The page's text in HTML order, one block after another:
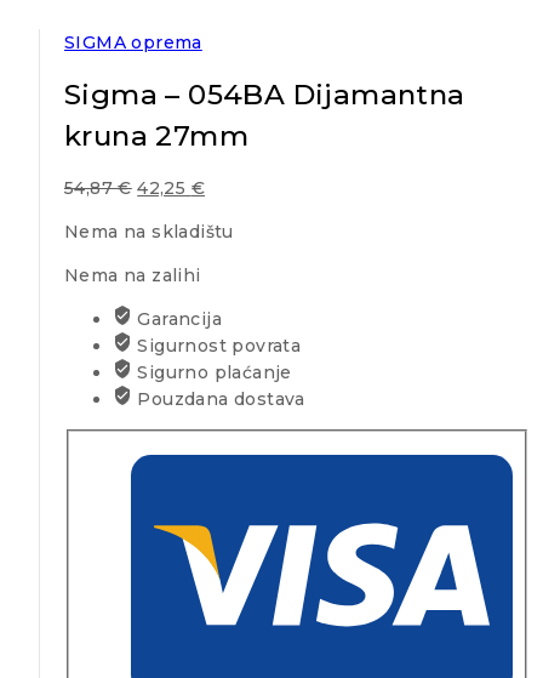
SIGMA oprema
Sigma – 054BA Dijamantna
kruna 27mm
54,87€ 42,25 €
Nema na skladištu
Nema na zalihi
Garancija
Sigurnost povrata
Sigurno plaćanje
Pouzdana dostava